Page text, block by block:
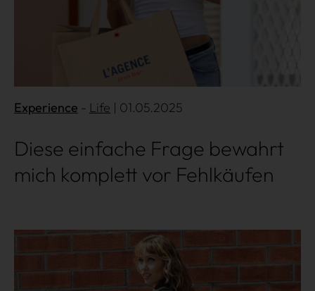
Experience Life | 01.05.2025
Diese einfache Frage bewahrt
mich komplett vor Fehlkäufen